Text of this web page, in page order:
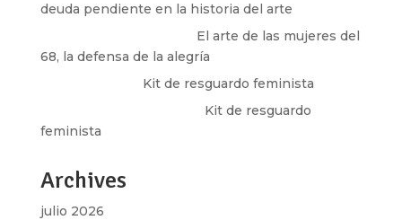
deuda pendiente en la historia del arte
El arte de las mujeres del
68, la defensa de la alegría
Kit de resguardo feminista
Kit de resguardo
feminista
Archives
julio 2026